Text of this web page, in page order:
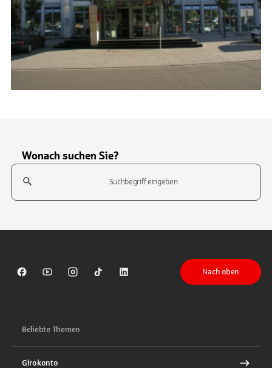
Wonach suchen Sie?
Suchfeld
Sparkasse auf Facebook
Sparkasse auf Youtube
Sparkasse auf Instagram
Sparkasse auf TikTok
Sparkasse auf LinkedIn
Nach oben
Beliebte Themen
Girokonto